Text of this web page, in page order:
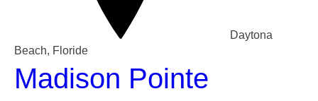
Daytona
Beach, Floride
Madison Pointe